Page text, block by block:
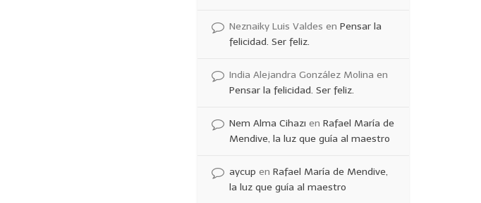
Neznaiky Luis Valdes en Pensar la
felicidad. Ser feliz.
India Alejandra González Molina en
Pensar la felicidad. Ser feliz.
Nem Alma Cihazı en Rafael María de
Mendive, la luz que guía al maestro
aycup en Rafael María de Mendive,
la luz que guía al maestro